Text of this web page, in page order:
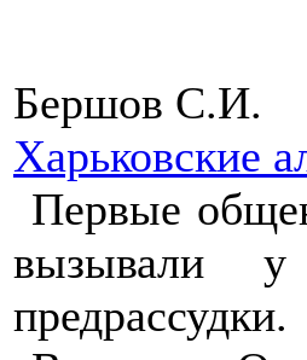
Бершов С.И.
Харьковские
Первые
вызывали
предрассудки.